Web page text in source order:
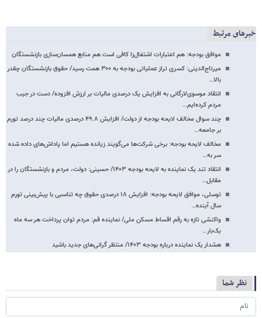
خبرهای مرتبط
موافق بودجه: هم اعتبارات اشتغال‌زا کافی است هم منابع همسان‌سازی بازنشستگان
میرتاج‌الدینی: کسری تراز عملیاتی بودجه به ۳۰۰ همت رسید/ حقوق بازنشستگان چقدر
بالا…
انتقاد موسوی‌لارگانی به افزایش یک درصدی مالیات بر ارزش افزوده/ دست در جیب
مردم کرده‌ایم…
چند سوال مخالف لایحه بودجه از دولت/ افزایش ۴۹.۸ درصدی مالیات چند درصد تورم
بر جامعه…
مخالف لایحه بودجه: برخی شرکت‌ها می‌گویند زیانده هستیم اما پاداش‌های داده شده
سر به…
انتقاد تند یک نماینده به لایحه بودجه ۱۴۰۳/ حسینی: دولت، مردم و بازنشستگان را در
مقابل…
توسلی، موافق لایحه بودجه: افزایش ۱۸ درصدی حقوق چه تناسبی با پیش‌بینی تورم
سال آینده…
واکنشی تازه به رقم اقساط مسکن ملی/ نماینده قم: مردم توان پرداخت هر سه ماه
یک‌بار…
هشدار یک نماینده درباره بودجه ۱۴۰۳/ منتظر گرانی‌های جدید باشید
نظر شما